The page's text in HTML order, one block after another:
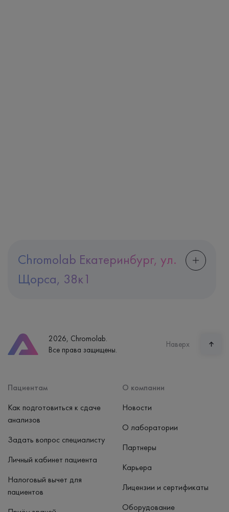
Chromolab Екатеринбург, ул.
Щорса, 38к1
Часы работы
пн-вс: 7:30-15:00
2026, Chromolab.
Все права защищены.
Наверх
Пациентам
Как подготовиться к сдаче
анализов
Задать вопрос специалисту
Личный кабинет пациента
Налоговый вычет для
пациентов
О компании
Новости
О лаборатории
Партнеры
Карьера
Лицензии и сертификаты
Оборудование